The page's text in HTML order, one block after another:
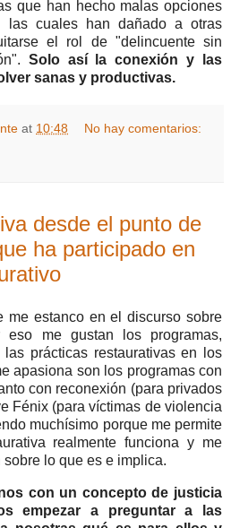
que han hecho malas opciones
cuales han dañado a otras
el rol de "delincuente sin
Solo así la conexión y las
sanas y productivas.
at 10:48 No hay comentarios:
desde el punto de
ha participado en
me estanco en el discurso sobre
eso me gustan los programas,
las prácticas restaurativas en los
apasiona son los programas con
con reconexión (para privados
Fénix (para víctimas de violencia
muchísimo porque me permite
realmente funciona y me
lo que es e implica.
con un concepto de justicia
empezar a preguntar a las